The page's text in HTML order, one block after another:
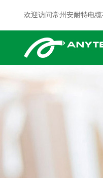
欢迎访问常州安耐特电缆